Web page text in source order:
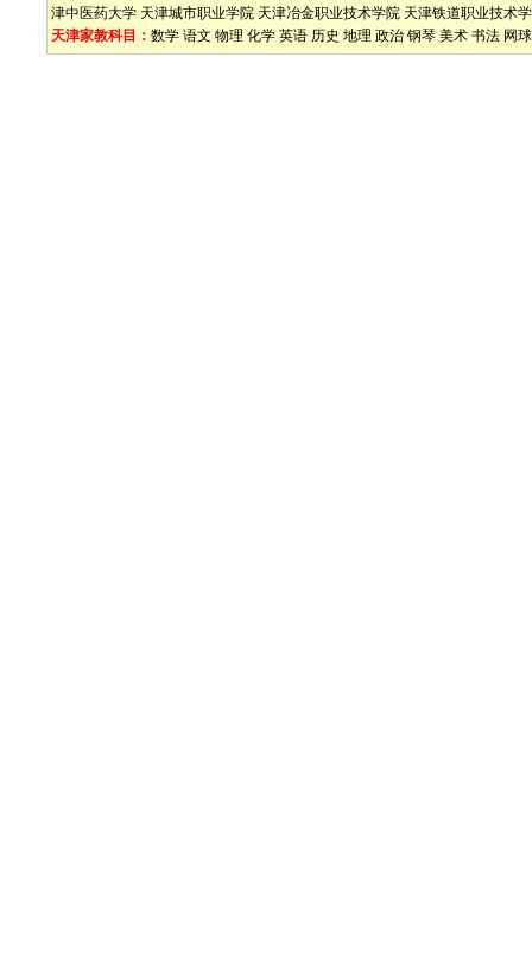
津中医药大学 天津城市职业学院 天津冶金职业技术学院 天津铁道职业技术
天津家教科目： 数学 语文 物理 化学 英语 历史 地理 政治 钢琴 美术 书法 网球